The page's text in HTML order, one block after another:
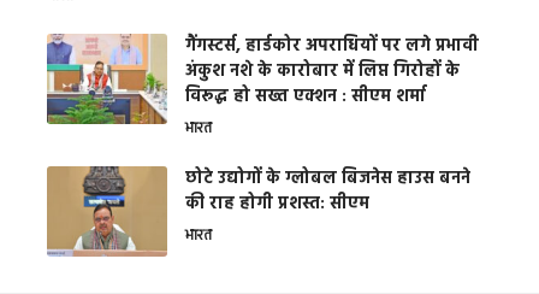
गैंगस्टर्स, हार्डकोर अपराधियों पर लगे प्रभावी
अंकुश नशे के कारोबार में लिप्त गिरोहों के
विरूद्ध हो सख्त एक्शन : सीएम शर्मा
भारत
छोटे उद्योगों के ग्लोबल बिजनेस हाउस बनने
की राह होगी प्रशस्त: सीएम
भारत